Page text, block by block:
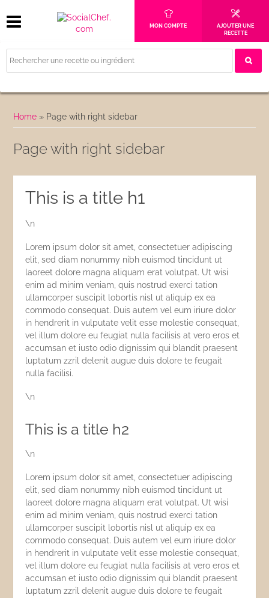
MON COMPTE
AJOUTER UNE
RECETTE
Home » Page with right sidebar
Page with right sidebar
This is a title h1
\n
Lorem ipsum dolor sit amet, consectetuer adipiscing
elit, sed diam nonummy nibh euismod tincidunt ut
laoreet dolore magna aliquam erat volutpat. Ut wisi
enim ad minim veniam, quis nostrud exerci tation
ullamcorper suscipit lobortis nisl ut aliquip ex ea
commodo consequat. Duis autem vel eum iriure dolor
in hendrerit in vulputate velit esse molestie consequat,
vel illum dolore eu feugiat nulla facilisis at vero eros et
accumsan et iusto odio dignissim qui blandit praesent
luptatum zzril delenit augue duis dolore te feugait
nulla facilisi.
\n
This is a title h2
\n
Lorem ipsum dolor sit amet, consectetuer adipiscing
elit, sed diam nonummy nibh euismod tincidunt ut
laoreet dolore magna aliquam erat volutpat. Ut wisi
enim ad minim veniam, quis nostrud exerci tation
ullamcorper suscipit lobortis nisl ut aliquip ex ea
commodo consequat. Duis autem vel eum iriure dolor
in hendrerit in vulputate velit esse molestie consequat,
vel illum dolore eu feugiat nulla facilisis at vero eros et
accumsan et iusto odio dignissim qui blandit praesent
luptatum zzril delenit augue duis dolore te feugait